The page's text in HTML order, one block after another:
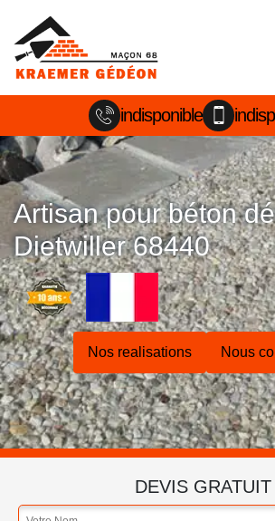
indisponible
Artisan pour béton
Dietwiller 68440
Nos realisations Nous
DEVIS GRATUIT